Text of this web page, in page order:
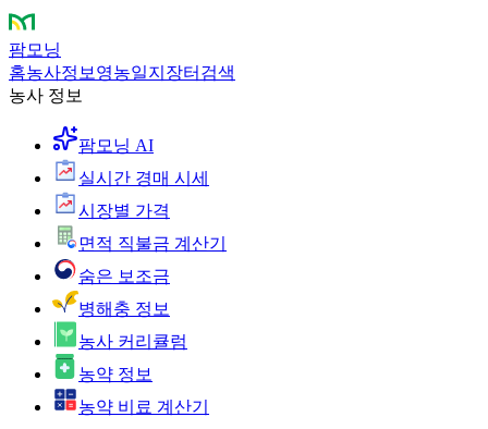
팜모닝
홈농사정보 영농일지 장터 검색
농사 정보
팜모닝 AI
실시간 경매 시세
시장별 가격
면적 직불금 계산기
숨은 보조금
병해충 정보
농사 커리큘럼
농약 정보
농약 비료 계산기